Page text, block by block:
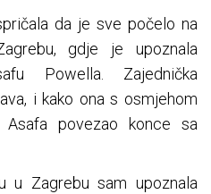
da je sve počelo na
gdje je upoznala
Powella. Zajednička
i kako ona s osmjehom
povezao konce sa
u Zagrebu sam upoznala